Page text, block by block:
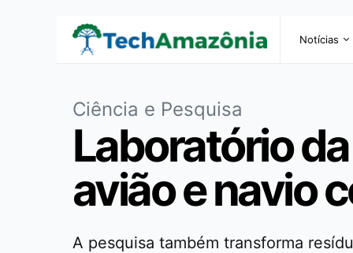
Notícias
Ciência e Pesquisa
Laboratório
avião e navio
A pesquisa também transforma